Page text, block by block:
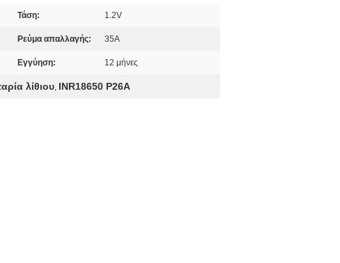
Τάση: 1.2V
Ρεύμα απαλλαγής: 35A
Εγγύηση: 12 μήνες
λίθιου, INR18650 P26A